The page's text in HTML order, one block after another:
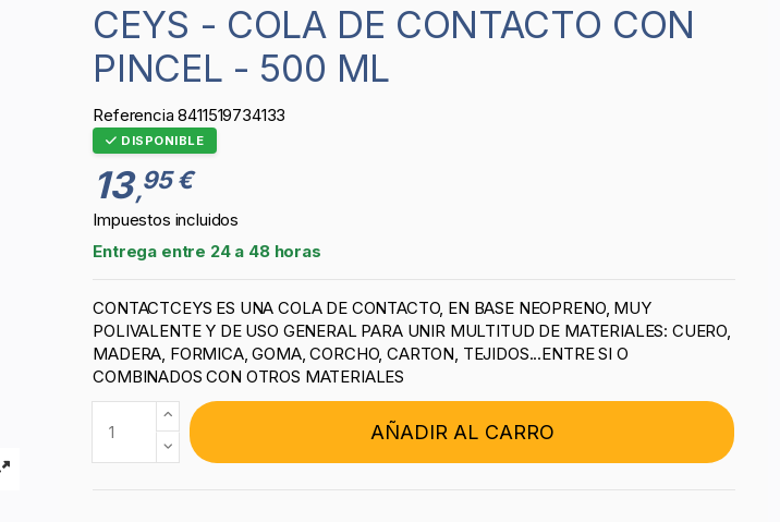
CEYS - COLA DE CONTACTO CON
PINCEL - 500 ML
Referencia 8411519734133
DISPONIBLE
13,95 €
Impuestos incluidos
Entrega entre 24 a 48 horas
CONTACTCEYS ES UNA COLA DE CONTACTO, EN BASE NEOPRENO, MUY
POLIVALENTE Y DE USO GENERAL PARA UNIR MULTITUD DE MATERIALES: CUERO,
MADERA, FORMICA, GOMA, CORCHO, CARTON, TEJIDOS...ENTRE SI O
COMBINADOS CON OTROS MATERIALES
AÑADIR AL CARRO